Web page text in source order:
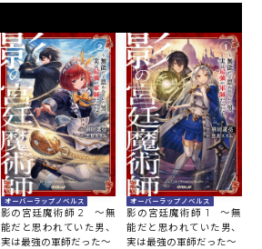
オーバーラップノベルス
影の宮廷魔術師 2 ～無
能だと思われていた男、
実は最強の軍師だった～
オーバーラップノベルス
影の宮廷魔術師 1 ～無
能だと思われていた男、
実は最強の軍師だった～